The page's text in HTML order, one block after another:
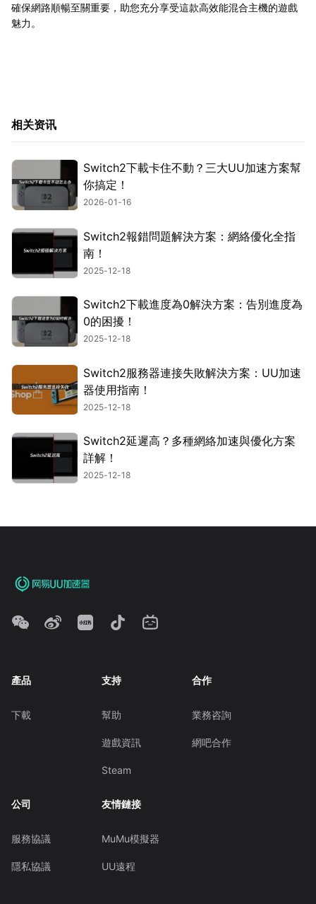
確保網路順暢至關重要，助您充分享受這款高效能混合主機的遊戲
魅力。
相关资讯
Switch2下載卡住不動？三大UU加速方案幫
你搞定！
2026-01-16
Switch2報錯問題解決方案：網絡優化全指
南！
2025-12-18
Switch2下載進度為0解決方案：告別進度為
0的困擾！
2025-12-18
Switch2服務器連接失敗解決方案：UU加速
器使用指南！
2025-12-18
Switch2延遲高？多種網絡加速與優化方案
詳解！
2025-12-18
產品
下載
支持
幫助
遊戲資訊
Steam
合作
業務咨詢
網吧合作
公司
服務協議
隱私協議
友情鏈接
MuMu模擬器
UU遠程